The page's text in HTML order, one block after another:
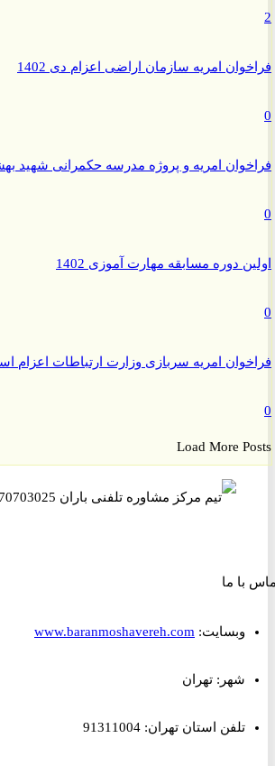
امریه سازمان اراضی اعزام دی 1402
امریه و پروژه مدرسه حکمرانی شهید بهشتی
دوره مسابقه مهارت آموزی 1402
امریه سربازی وزارت ارتباطات اعزام اسفند ۱۴۰۲
Load More
ما
وبسایت:www.baranmoshavereh.com
شهر: تهران
تلفن استان تهران: 91311004